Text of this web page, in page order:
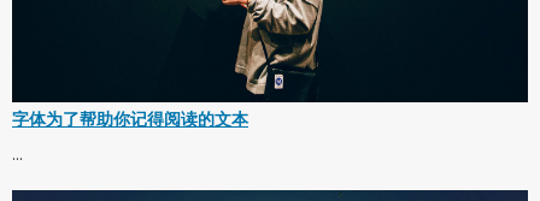
字体为了帮助你记得阅读的文本
...